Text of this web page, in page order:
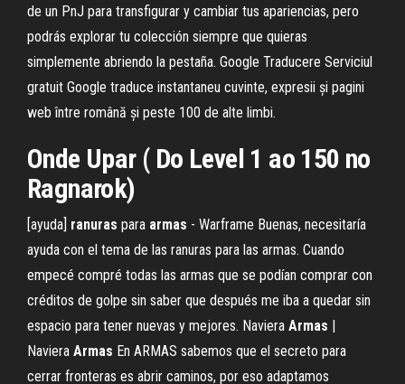
de un PnJ para transfigurar y cambiar tus apariencias, pero
podrás explorar tu colección siempre que quieras
simplemente abriendo la pestaña. Google Traducere Serviciul
gratuit Google traduce instantaneu cuvinte, expresii și pagini
web între română și peste 100 de alte limbi.
Onde Upar ( Do Level 1 ao 150 no
Ragnarok)
[ayuda] ranuras para armas - Warframe Buenas, necesitaría
ayuda con el tema de las ranuras para las armas. Cuando
empecé compré todas las armas que se podían comprar con
créditos de golpe sin saber que después me iba a quedar sin
espacio para tener nuevas y mejores. Naviera Armas |
Naviera Armas En ARMAS sabemos que el secreto para
cerrar fronteras es abrir caminos, por eso adaptamos